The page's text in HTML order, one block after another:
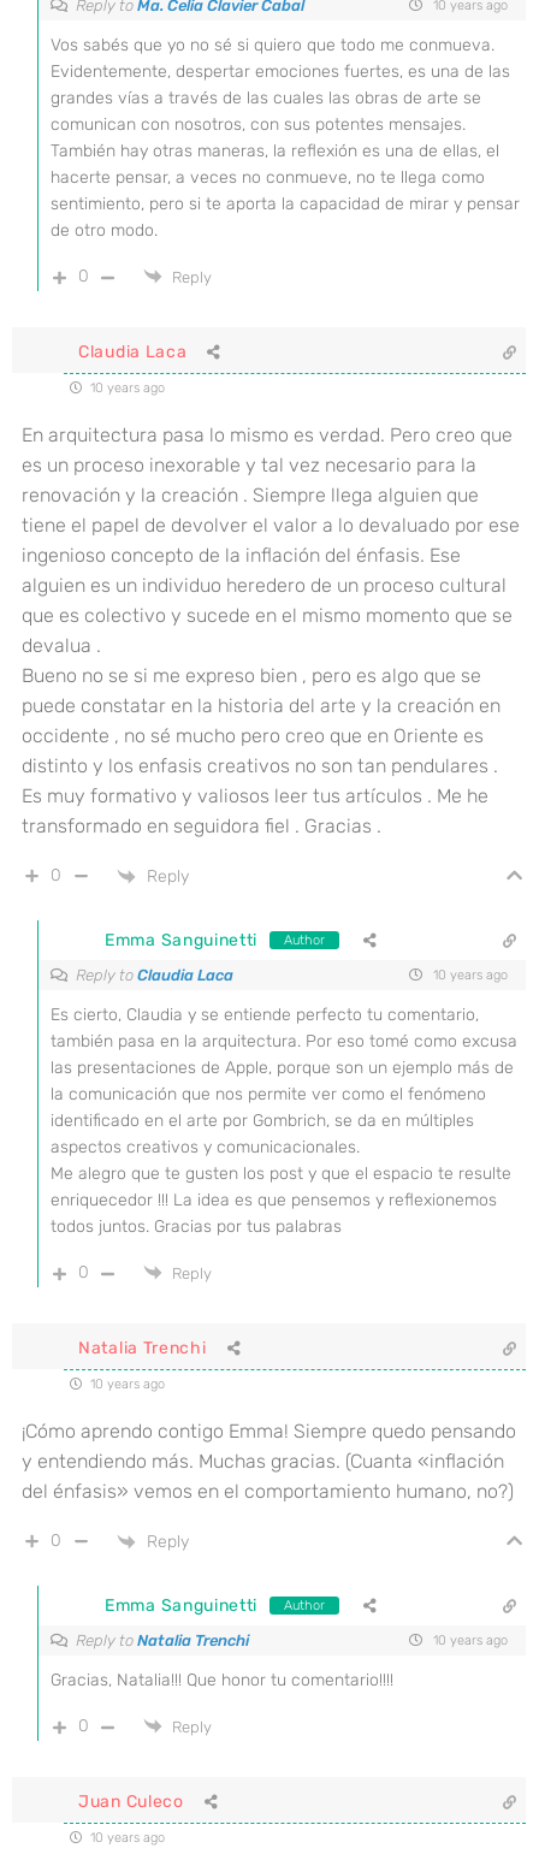
Reply to Ma. Celia Clavier Cabal 10 years ago
Vos sabés que yo no sé si quiero que todo me conmueva.
Evidentemente, despertar emociones fuertes, es una de las
grandes vías a través de las cuales las obras de arte se
comunican con nosotros, con sus potentes mensajes.
También hay otras maneras, la reflexión es una de ellas, el
hacerte pensar, a veces no conmueve, no te llega como
sentimiento, pero si te aporta la capacidad de mirar y pensar
de otro modo.
0 Reply
Claudia Laca
10 years ago
En arquitectura pasa lo mismo es verdad. Pero creo que
es un proceso inexorable y tal vez necesario para la
renovación y la creación . Siempre llega alguien que
tiene el papel de devolver el valor a lo devaluado por ese
ingenioso concepto de la inflación del énfasis. Ese
alguien es un individuo heredero de un proceso cultural
que es colectivo y sucede en el mismo momento que se
devalua .
Bueno no se si me expreso bien , pero es algo que se
puede constatar en la historia del arte y la creación en
occidente , no sé mucho pero creo que en Oriente es
distinto y los enfasis creativos no son tan pendulares .
Es muy formativo y valiosos leer tus artículos . Me he
transformado en seguidora fiel . Gracias .
0 Reply
Emma Sanguinetti Author
Reply to Claudia Laca 10 years ago
Es cierto, Claudia y se entiende perfecto tu comentario,
también pasa en la arquitectura. Por eso tomé como excusa
las presentaciones de Apple, porque son un ejemplo más de
la comunicación que nos permite ver como el fenómeno
identificado en el arte por Gombrich, se da en múltiples
aspectos creativos y comunicacionales.
Me alegro que te gusten los post y que el espacio te resulte
enriquecedor !!! La idea es que pensemos y reflexionemos
todos juntos. Gracias por tus palabras
0 Reply
Natalia Trenchi
10 years ago
¡Cómo aprendo contigo Emma! Siempre quedo pensando
y entendiendo más. Muchas gracias. (Cuanta «inflación
del énfasis» vemos en el comportamiento humano, no?)
0 Reply
Emma Sanguinetti Author
Reply to Natalia Trenchi 10 years ago
Gracias, Natalia!!! Que honor tu comentario!!!!
0 Reply
Juan Culeco
10 years ago